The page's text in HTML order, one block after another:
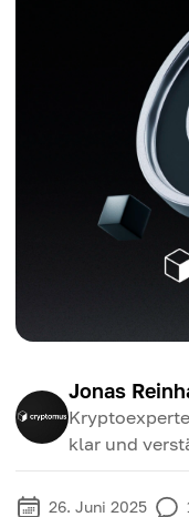
Jonas
klar und
26. Juni 2025